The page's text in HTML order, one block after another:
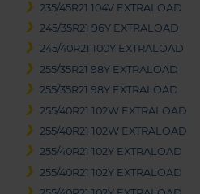
235/45R21 104V EXTRALOAD
245/35R21 96Y EXTRALOAD
245/40R21 100Y EXTRALOAD
255/35R21 98Y EXTRALOAD
255/35R21 98Y EXTRALOAD
255/40R21 102W EXTRALOAD
255/40R21 102W EXTRALOAD
255/40R21 102Y EXTRALOAD
255/40R21 102Y EXTRALOAD